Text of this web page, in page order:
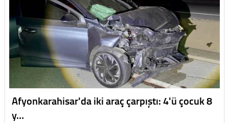
Afyonkarahisar'da iki araç çarpıştı: 4'ü çocuk 8
y…